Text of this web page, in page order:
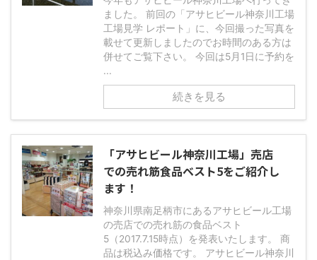
ました。 前回の「アサヒビール神奈川工場
工場見学 レポート」に、今回撮った写真を
載せて更新しましたのでお時間のある方は
併せてご覧下さい。 今回は5月1日に予約を
...
続きを見る
「アサヒビール神奈川工場」売店
での売れ筋食品ベスト5をご紹介し
ます！
神奈川県南足柄市にあるアサヒビール工場
の売店での売れ筋の食品ベスト
5（2017.7.15時点）を発表いたします。 商
品は税込み価格です。 アサヒビール神奈川